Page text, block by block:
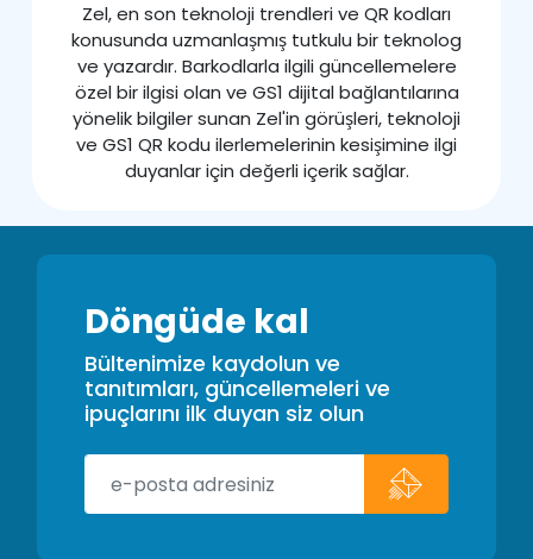
Zel, en son teknoloji trendleri ve QR kodları
konusunda uzmanlaşmış tutkulu bir teknolog
ve yazardır. Barkodlarla ilgili güncellemelere
özel bir ilgisi olan ve GS1 dijital bağlantılarına
yönelik bilgiler sunan Zel'in görüşleri, teknoloji
ve GS1 QR kodu ilerlemelerinin kesişimine ilgi
duyanlar için değerli içerik sağlar.
Döngüde kal
Bültenimize kaydolun ve
tanıtımları, güncellemeleri ve
ipuçlarını ilk duyan siz olun